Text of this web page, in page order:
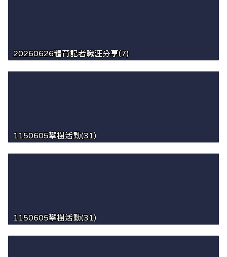
20260626體育記者職涯分享(7)
1150605攀樹活動(31)
1150605攀樹活動(31)